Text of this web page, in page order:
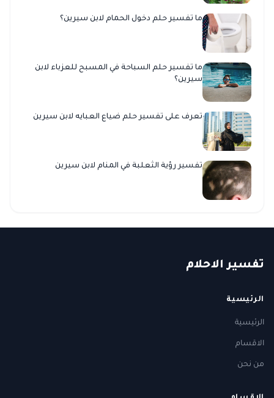
ما تفسير حلم دخول الحمام لابن سيرين؟
ما تفسير حلم السباحة في المسبح للعزباء لابن
سيرين؟
تعرف على تفسير حلم ضياع العبايه لابن سيرين
تفسير رؤية الثعلبة في المنام لابن سيرين
تفسير الاحلام
الرئيسية
الرئيسية
الاقسام
من نحن